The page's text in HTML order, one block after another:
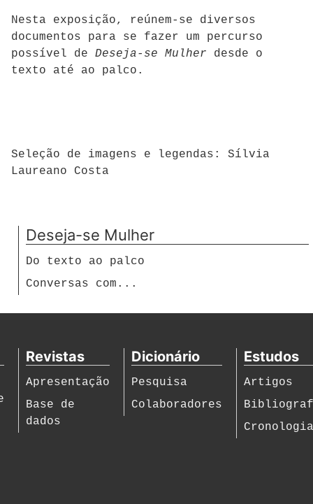
Nesta exposição, reúnem-se diversos
documentos para se fazer um percurso
possível de Deseja-se Mulher desde o
texto até ao palco.
Seleção de imagens e legendas: Sílvia
Laureano Costa
Deseja-se Mulher
Do texto ao palco
Conversas com...
Revistas
Apresentação
Base de
dados
Dicionário
Pesquisa
Colaboradores
Estudos
Artigos